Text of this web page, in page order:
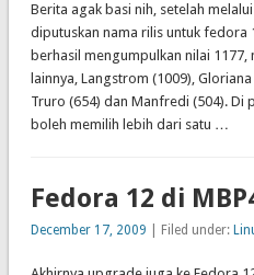
Berita agak basi nih, setelah
diputuskan nama rilis untuk fedora
berhasil mengumpulkan nilai
lainnya, Langstrom (1009),
Truro (654) dan Manfredi (504). Di
boleh memilih lebih dari satu …
Fedora 12 di
December 17, 2009 | Filed under: